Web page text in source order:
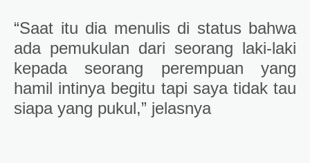
“Saat itu dia menulis di status bahwa
ada pemukulan dari seorang laki-laki
kepada seorang perempuan yang
hamil intinya begitu tapi saya tidak tau
siapa yang pukul,” jelasnya